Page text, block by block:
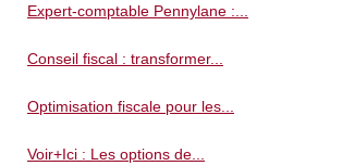
Expert-comptable Pennylane :...
Conseil fiscal : transformer...
Optimisation fiscale pour les...
Voir+Ici : Les options de...